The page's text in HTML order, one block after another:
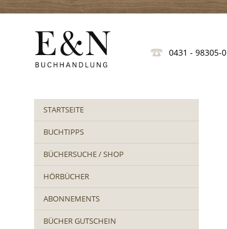
0431 - 98305-0
STARTSEITE
BUCHTIPPS
BÜCHERSUCHE / SHOP
HÖRBÜCHER
ABONNEMENTS
BÜCHER GUTSCHEIN